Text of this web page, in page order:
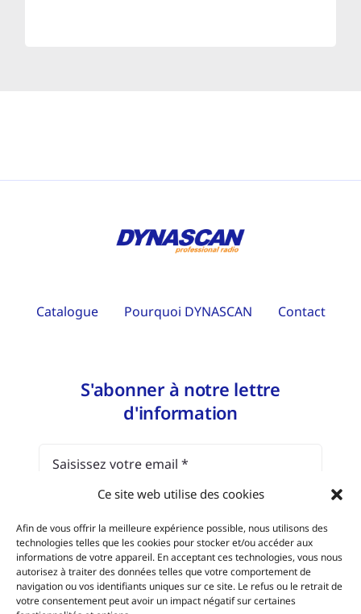
Ce site web utilise des cookies
Afin de vous offrir la meilleure expérience possible, nous utilisons des
technologies telles que les cookies pour stocker et/ou accéder aux
informations de votre appareil. En acceptant ces technologies, vous nous
autorisez à traiter des données telles que votre comportement de
navigation ou vos identifiants uniques sur ce site. Le refus ou le retrait de
votre consentement peut avoir un impact négatif sur certaines
Catalogue Pourquoi DYNASCAN Contact
S'abonner à notre lettre
d'information
J'ai lu et j'accepte l'avis juridique et la
politique de protection des données.
S'abonner